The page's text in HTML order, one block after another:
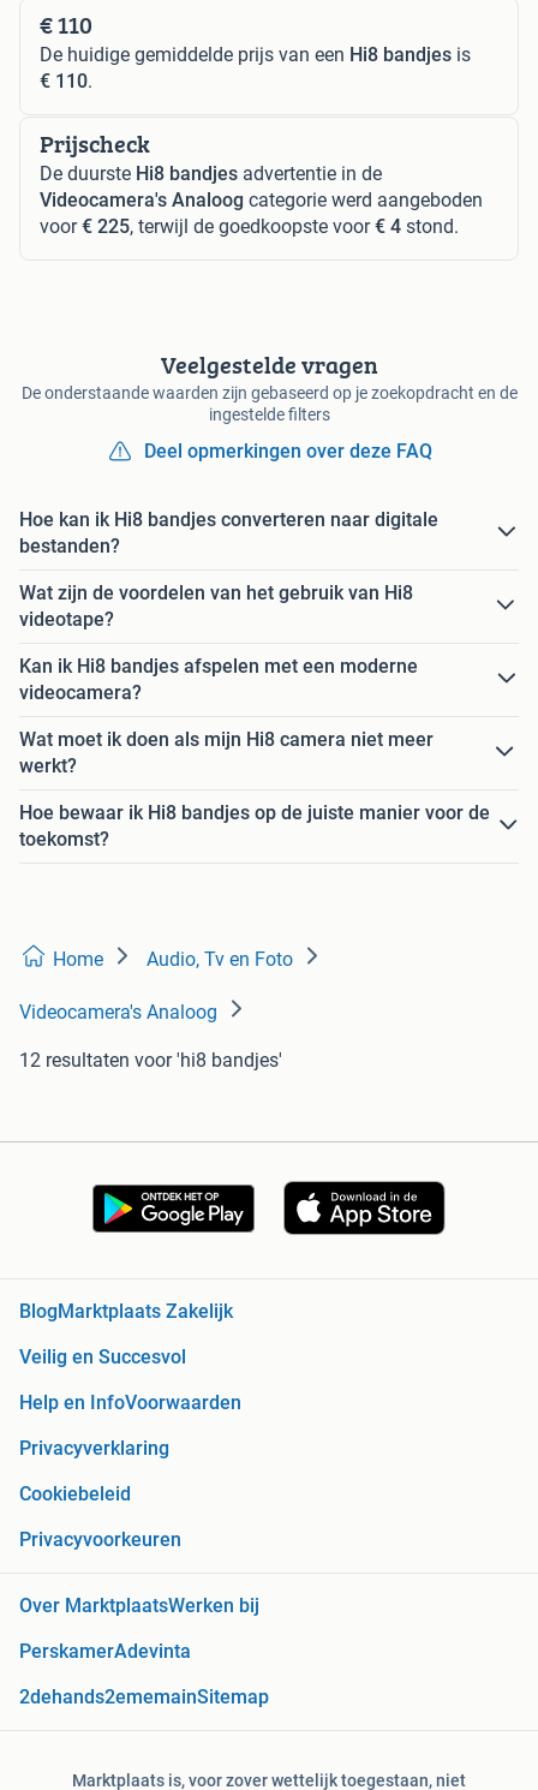
€ 110
De huidige gemiddelde prijs van een Hi8 bandjes is
€ 110.
Prijscheck
De duurste Hi8 bandjes advertentie in de
Videocamera's Analoog categorie werd aangeboden
voor€ 225, terwijl de goedkoopste voor€ 4 stond.
Veelgestelde vragen
De onderstaande waarden zijn gebaseerd op je zoekopdracht en de
ingestelde filters
Deel opmerkingen over deze FAQ
Hoe kan ik Hi8 bandjes converteren naar digitale
bestanden?
Wat zijn de voordelen van het gebruik van Hi8
videotape?
Kan ik Hi8 bandjes afspelen met een moderne
videocamera?
Wat moet ik doen als mijn Hi8 camera niet meer
werkt?
Hoe bewaar ik Hi8 bandjes op de juiste manier voor de
toekomst?
Home Audio, Tv en Foto
Videocamera's Analoog
12 resultaten voor 'hi8 bandjes'
BlogMarktplaats Zakelijk
Veilig en Succesvol
Help en InfoVoorwaarden
Privacyverklaring
Cookiebeleid
Privacyvoorkeuren
Over MarktplaatsWerken bij
PerskamerAdevinta
2dehands2ememainSitemap
Marktplaats is, voor zover wettelijk toegestaan, niet